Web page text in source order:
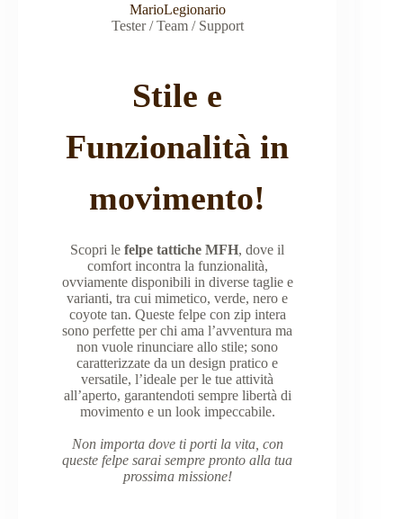
MarioLegionario
Tester / Team / Support
Stile e
Funzionalità in
movimento!
Scopri lefelpe tattiche MFH, dove il
comfort incontra la funzionalità,
ovviamente disponibili in diverse taglie e
varianti, tra cui mimetico, verde, nero e
coyote tan. Queste felpe con zip intera
sono perfette per chi ama l’avventura ma
non vuole rinunciare allo stile; sono
caratterizzate da un design pratico e
versatile, l’ideale per le tue attività
all’aperto, garantendoti sempre libertà di
movimento e un look impeccabile.
Non importa dove ti porti la vita, con
queste felpe sarai sempre pronto alla tua
prossima missione!